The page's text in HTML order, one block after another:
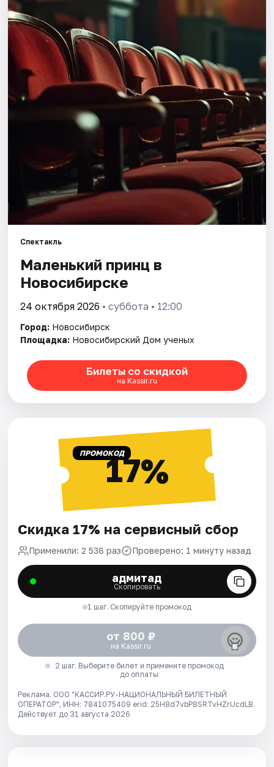
Города
Площадки
Артисты
Спектакль
Маленький принц в
Новосибирске
24 октября 2026 • суббота • 12:00
Город: Новосибирск
Площадка: Новосибирский Дом ученых
Билеты со скидкой
на Kassir.ru
ПРОМОКОД17%
Скидка 17% на сервисный сбор
Применили: 2 538 раз Проверено: 1 минуту назад
адмитад
Скопировать
1 шаг. Скопируйте промокод
от 800 ₽
на Kassir.ru
2 шаг. Выберите билет и примените промокод
до оплаты
Реклама. ООО "КАССИР.РУ-НАЦИОНАЛЬНЫЙ БИЛЕТНЫЙ
ОПЕРАТОР", ИНН: 7841075409 erid: 25H8d7vbP8SRTvHZrUcdLB.
Действует до 31 августа 2026